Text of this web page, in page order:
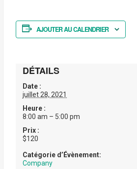
AJOUTER AU CALENDRIER
DÉTAILS
Date :
juillet 28, 2021
Heure :
8:00 am – 5:00 pm
Prix :
$120
Catégorie d’Évènement:
Company